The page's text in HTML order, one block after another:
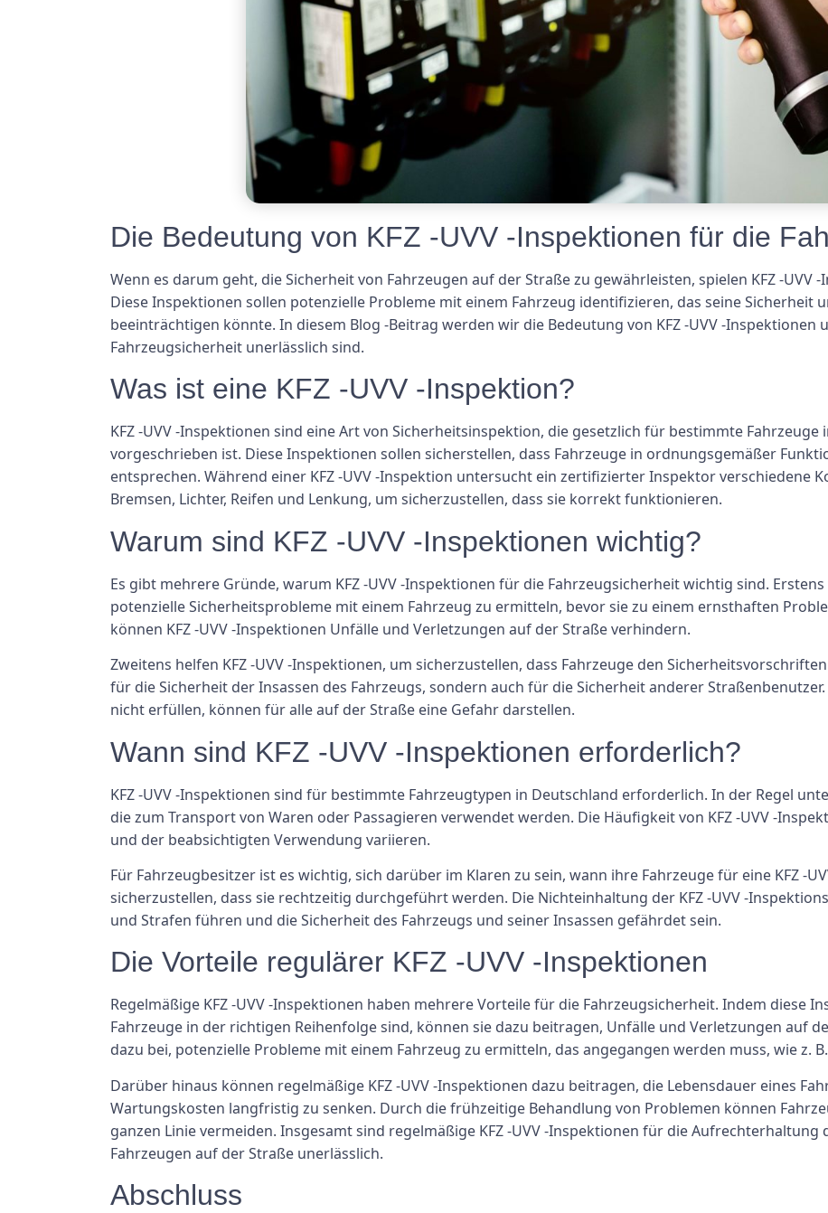
Die Bedeutung von KFZ -UVV -Inspektionen für die
Wenn es darum geht, die Sicherheit von Fahrzeugen auf der Straße zu gewährleisten, spielen KFZ -UVV
Diese Inspektionen sollen potenzielle Probleme mit einem Fahrzeug identifizieren, das seine Sicherheit
beeinträchtigen könnte. In diesem Blog -Beitrag werden wir die Bedeutung von KFZ -UVV -
Fahrzeugsicherheit unerlässlich sind.
Was ist eine KFZ -UVV -Inspektion?
KFZ -UVV -Inspektionen sind eine Art von Sicherheitsinspektion, die gesetzlich für bestimmte Fahrzeuge
vorgeschrieben ist. Diese Inspektionen sollen sicherstellen, dass Fahrzeuge in ordnungsgemäßer
entsprechen. Während einer KFZ -UVV -Inspektion untersucht ein zertifizierter Inspektor verschiedene
Bremsen, Lichter, Reifen und Lenkung, um sicherzustellen, dass sie korrekt funktionieren.
Warum sind KFZ -UVV -Inspektionen wichtig?
Es gibt mehrere Gründe, warum KFZ -UVV -Inspektionen für die Fahrzeugsicherheit wichtig sind.
potenzielle Sicherheitsprobleme mit einem Fahrzeug zu ermitteln, bevor sie zu einem ernsthaften
können KFZ -UVV -Inspektionen Unfälle und Verletzungen auf der Straße verhindern.
Zweitens helfen KFZ -UVV -Inspektionen, um sicherzustellen, dass Fahrzeuge den
für die Sicherheit der Insassen des Fahrzeugs, sondern auch für die Sicherheit anderer
nicht erfüllen, können für alle auf der Straße eine Gefahr darstellen.
Wann sind KFZ -UVV -Inspektionen erforderlich?
KFZ -UVV -Inspektionen sind für bestimmte Fahrzeugtypen in Deutschland erforderlich. In der Regel
die zum Transport von Waren oder Passagieren verwendet werden. Die Häufigkeit von KFZ -UVV -
und der beabsichtigten Verwendung variieren.
Für Fahrzeugbesitzer ist es wichtig, sich darüber im Klaren zu sein, wann ihre Fahrzeuge für eine KFZ -
sicherzustellen, dass sie rechtzeitig durchgeführt werden. Die Nichteinhaltung der KFZ -UVV -
und Strafen führen und die Sicherheit des Fahrzeugs und seiner Insassen gefährdet sein.
Die Vorteile regulärer KFZ -UVV -Inspektionen
Regelmäßige KFZ -UVV -Inspektionen haben mehrere Vorteile für die Fahrzeugsicherheit. Indem diese
Fahrzeuge in der richtigen Reihenfolge sind, können sie dazu beitragen, Unfälle und Verletzungen auf
dazu bei, potenzielle Probleme mit einem Fahrzeug zu ermitteln, das angegangen werden muss, wie z.
Darüber hinaus können regelmäßige KFZ -UVV -Inspektionen dazu beitragen, die Lebensdauer eines
Wartungskosten langfristig zu senken. Durch die frühzeitige Behandlung von Problemen können
ganzen Linie vermeiden. Insgesamt sind regelmäßige KFZ -UVV -Inspektionen für die
Fahrzeugen auf der Straße unerlässlich.
Abschluss